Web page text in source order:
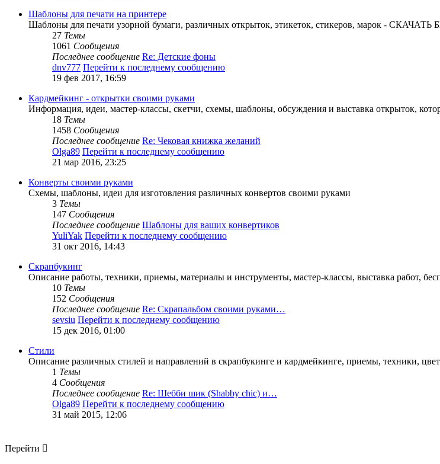
Шаблоны для печати на принтере
Шаблоны для печати узорной бумаги, различных открыток, этикеток, стикеров, марок -
27 Темы
1061 Сообщения
Последнее сообщение Re: Детские фоны
dnv777 Перейти к последнему сообщению
19 фев 2017, 16:59
Кардмейкинг - открытки своими руками
Информация, идеи, мастер-классы, скетчи, схемы, шаблоны, обсуждения и выставка открыток,
18 Темы
1458 Сообщения
Последнее сообщение Re: Чековая книжка желаний
Olga89 Перейти к последнему сообщению
21 мар 2016, 23:25
Конверты своими руками
Схемы, шаблоны, идеи для изготовления различных конвертов своими руками
3 Темы
147 Сообщения
Последнее сообщение Шаблоны для ваших конвертиков
YuliYak Перейти к последнему сообщению
31 окт 2016, 14:43
Скрапбукинг
Описание работы, техники, приемы, материалы и инструменты, мастер-классы, выставка работ,
10 Темы
152 Сообщения
Последнее сообщение Re: Скрапальбом своими руками…
sevsiu Перейти к последнему сообщению
15 дек 2016, 01:00
Стили
Описание различных стилей и направлений в скрапбукинге и кардмейкинге, приемы, техники,
1 Темы
4 Сообщения
Последнее сообщение Re: Шебби шик (Shabby chic) и…
Olga89 Перейти к последнему сообщению
31 май 2015, 12:06
Перейти